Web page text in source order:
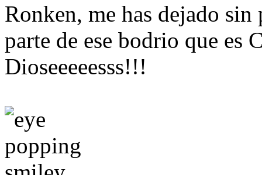
Ronken, me has dejado sin
parte de ese bodrio que es
Dioseeeeesss!!!